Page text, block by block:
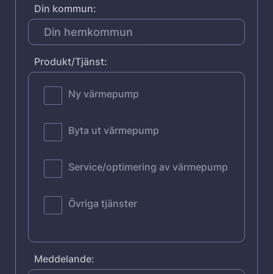
Din kommun:
Produkt/Tjänst:
Ny värmepump
Byta ut värmepump
Service/optimering av värmepump
Övriga tjänster
Meddelande: